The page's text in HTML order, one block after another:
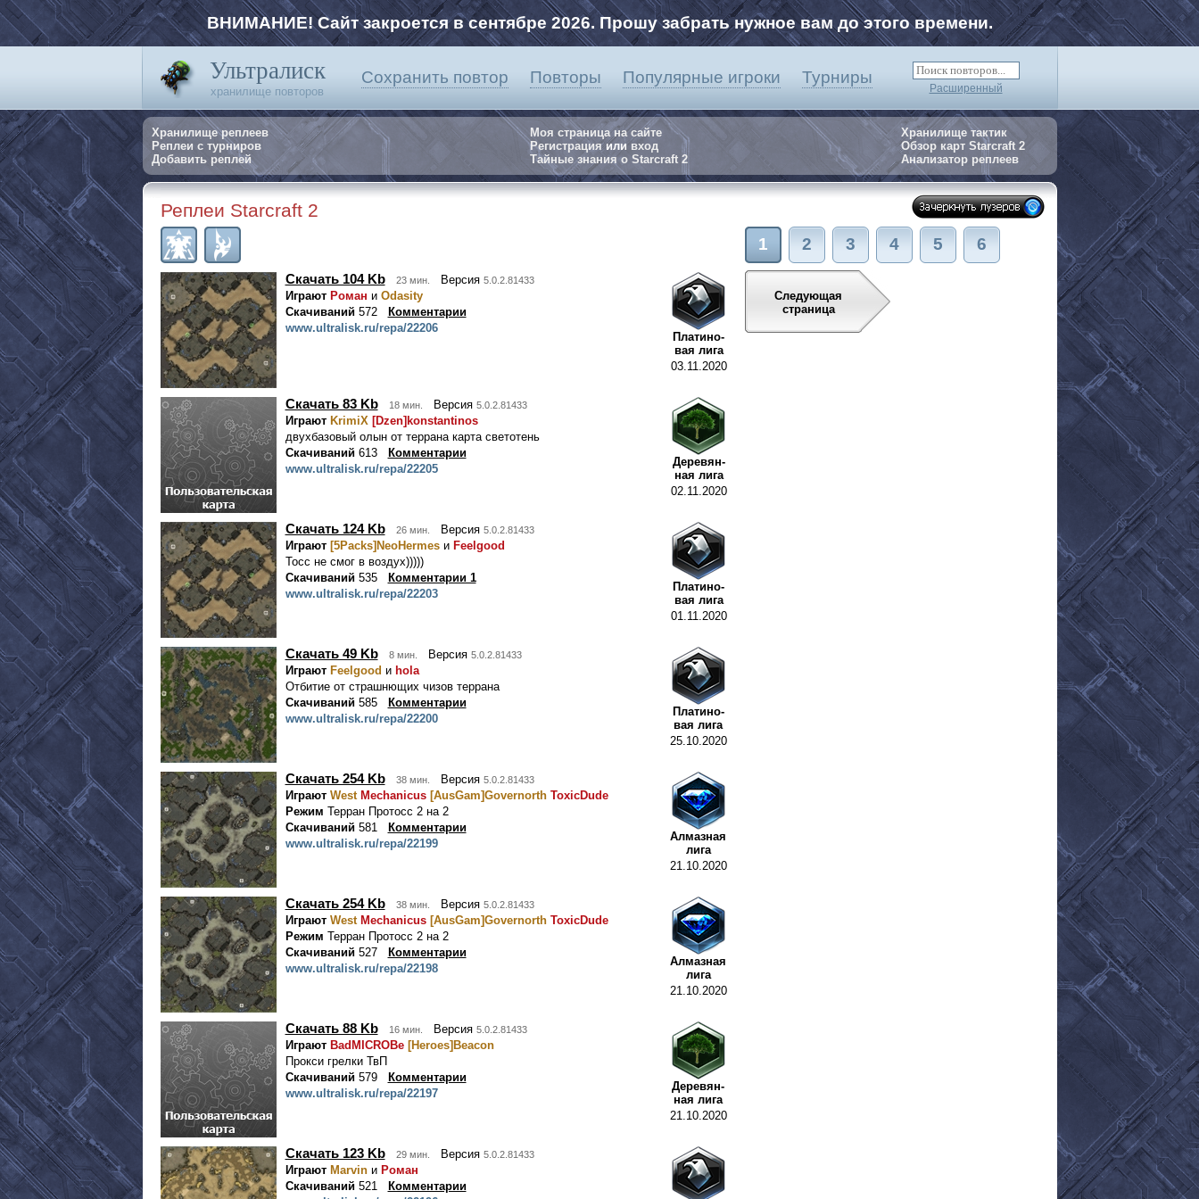
ВНИМАНИЕ! Сайт закроется в сентябре 2026. Прошу забрать нужное вам до этого времени.
Ультралиск
хранилище повторов
Сохранить повтор Повторы Популярные игроки Турниры
Расширенный
Хранилище реплеев
Реплеи с турниров
Добавить реплей
Моя страница на сайте
Регистрацияили вход
Тайные знания о Starcraft 2
Хранилище тактик
Обзор карт Starcraft 2
Анализатор реплеев
Реплеи Starcraft 2
Скачать 104 Kb 23 мин. Версия 5.0.2.81433
Играют Роман и Odasity
Скачиваний572
Комментарии
www.ultralisk.ru/repa/22206
Платино-
вая лига
03.11.2020
Скачать 83 Kb 18 мин. Версия 5.0.2.81433
Играют KrimiX [Dzen]konstantinos
двухбазовый олын от террана карта светотень
Скачиваний613
Комментарии
www.ultralisk.ru/repa/22205
Деревян-
ная лига
02.11.2020
Скачать 124 Kb 26 мин. Версия 5.0.2.81433
Играют [5Packs]NeoHermesи Feelgood
Тосс не смог в воздух)))))
Скачиваний535
Комментарии 1
www.ultralisk.ru/repa/22203
Платино-
вая лига
01.11.2020
Скачать 49 Kb 8 мин. Версия 5.0.2.81433
Играют Feelgood и hola
Отбитие от страшнющих чизов террана
Скачиваний585
Комментарии
www.ultralisk.ru/repa/22200
Платино-
вая лига
25.10.2020
Скачать 254 Kb 38 мин. Версия 5.0.2.81433
Играют West Mechanicus [AusGam]Governorth ToxicDude
Режим Терран Протосс 2 на 2
Скачиваний581
Комментарии
www.ultralisk.ru/repa/22199
Алмазная
лига
21.10.2020
Скачать 254 Kb 38 мин. Версия 5.0.2.81433
Играют West Mechanicus [AusGam]Governorth ToxicDude
Режим Терран Протосс 2 на 2
Скачиваний527
Комментарии
www.ultralisk.ru/repa/22198
Алмазная
лига
21.10.2020
Скачать 88 Kb 16 мин. Версия 5.0.2.81433
Играют BadMICROBe [Heroes]Beacon
Прокси грелки ТвП
Скачиваний579
Комментарии
www.ultralisk.ru/repa/22197
Деревян-
ная лига
21.10.2020
Скачать 123 Kb 29 мин. Версия 5.0.2.81433
Играют Marvinи Роман
Скачиваний521
Комментарии
1 2 3 4 5 6
Следующая
страница